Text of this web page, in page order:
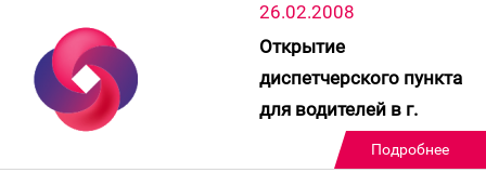
26.02.2008
Открытие
диспетчерского пункта
для водителей в г.
Дзержинск
Подробнее